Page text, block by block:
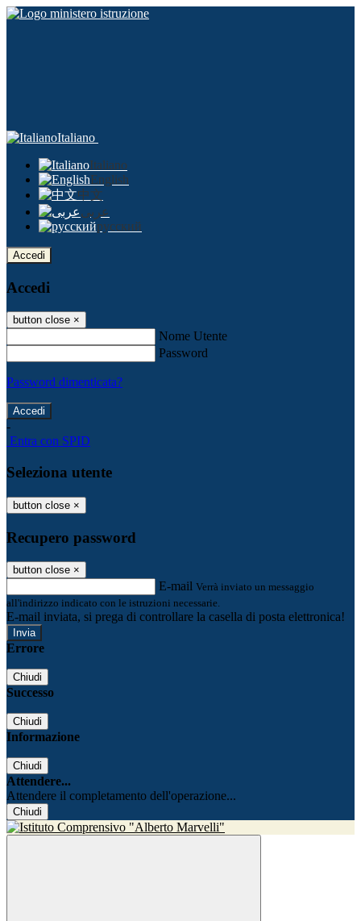
Italiano
Italiano
English
中文
عربى
русский
Accedi
Accedi
button close ×
Nome Utente
Password
Password dimenticata?
-
Entra con SPID
Seleziona utente
button close ×
Recupero password
button close ×
E-mail Verrà inviato un messaggio
all'indirizzo indicato con le istruzioni necessarie.
E-mail inviata, si prega di controllare la casella di posta elettronica!
Errore
Chiudi
Successo
Chiudi
Informazione
Chiudi
Attendere...
Attendere il completamento dell'operazione...
Chiudi